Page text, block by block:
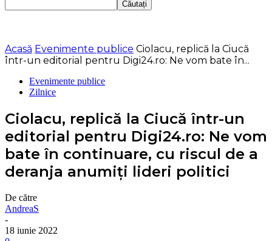
Acasă Evenimente publice Ciolacu, replică la Ciucă
într-un editorial pentru Digi24.ro: Ne vom bate în...
Evenimente publice
Zilnice
Ciolacu, replică la Ciucă într-un
editorial pentru Digi24.ro: Ne vom
bate în continuare, cu riscul de a
deranja anumiți lideri politici
De către
AndreaS
-
18 iunie 2022